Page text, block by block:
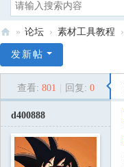
1
» 论坛 › 素材工具教程 ›
发新帖
查看: 801 回复: 0
d400888